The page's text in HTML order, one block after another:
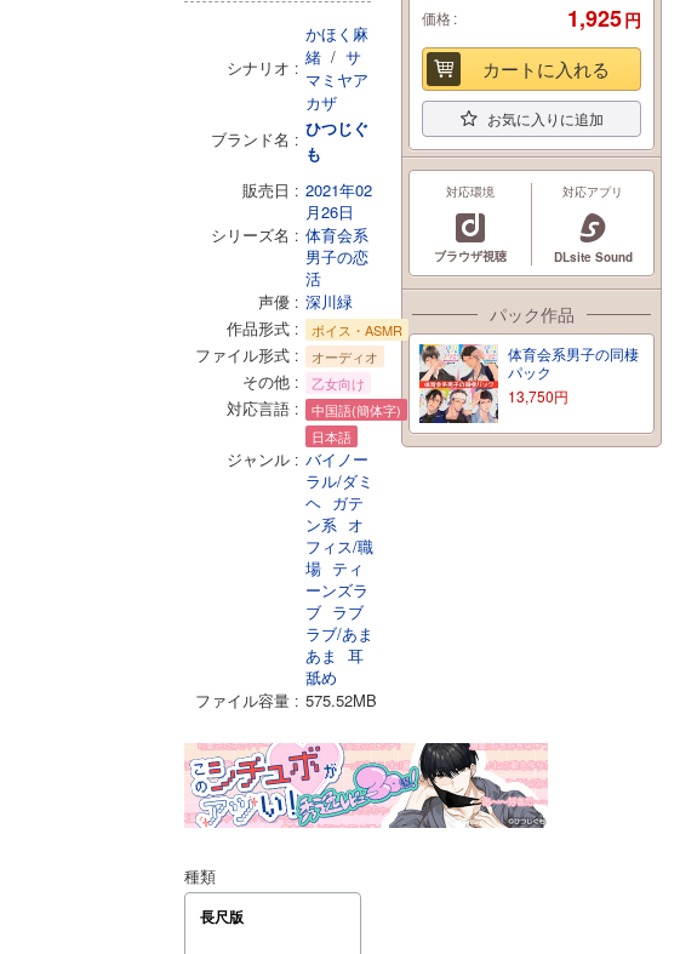
シナリオ
かほく麻
緒 / サ
マミヤア
カザ
ブランド名
ひつじぐ
も
販売日
2021年02
月26日
シリーズ名
体育会系
男子の恋
活
声優
深川緑
作品形式
ボイス・ASMR
ファイル形式 オーディオ
その他 乙女向け
対応言語
中国語(簡体字)
日本語
ジャンル
バイノー
ラル/ダミ
ヘ ガテ
ン系 オ
フィス/職
場 ティ
ーンズラ
ブ ラブ
ラブ/あま
あま
耳
舐め
ファイル容量
575.52MB
種類
長尺版
価格 1,925円
カートに入れる
お気に入りに追加
対応環境
ブラウザ視聴
対応アプリ
DLsite Sound
パック作品
体育会系男子の同棲
パック
13,750円